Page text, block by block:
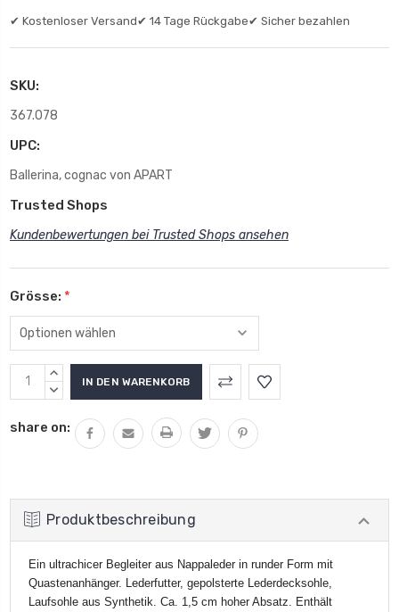
✔ Kostenloser Versand✔ 14 Tage Rückgabe✔ Sicher bezahlen
SKU:
367.078
UPC:
Ballerina, cognac von APART
Trusted Shops
Kundenbewertungen bei Trusted Shops ansehen
Grösse: *
MENGE
ERHÖHEN:
MENGE
share on:
Produktbeschreibung
Ein ultrachicer Begleiter aus Nappaleder in runder Form mit
Quastenanhänger. Lederfutter, gepolsterte Lederdecksohle,
Laufsohle aus Synthetik. Ca. 1,5 cm hoher Absatz. Enthält